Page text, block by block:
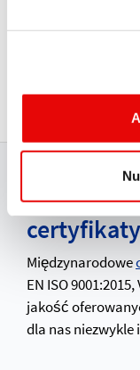
certyfikaty
Międzynarodowe
EN ISO
jakość
dla nas niezwykle